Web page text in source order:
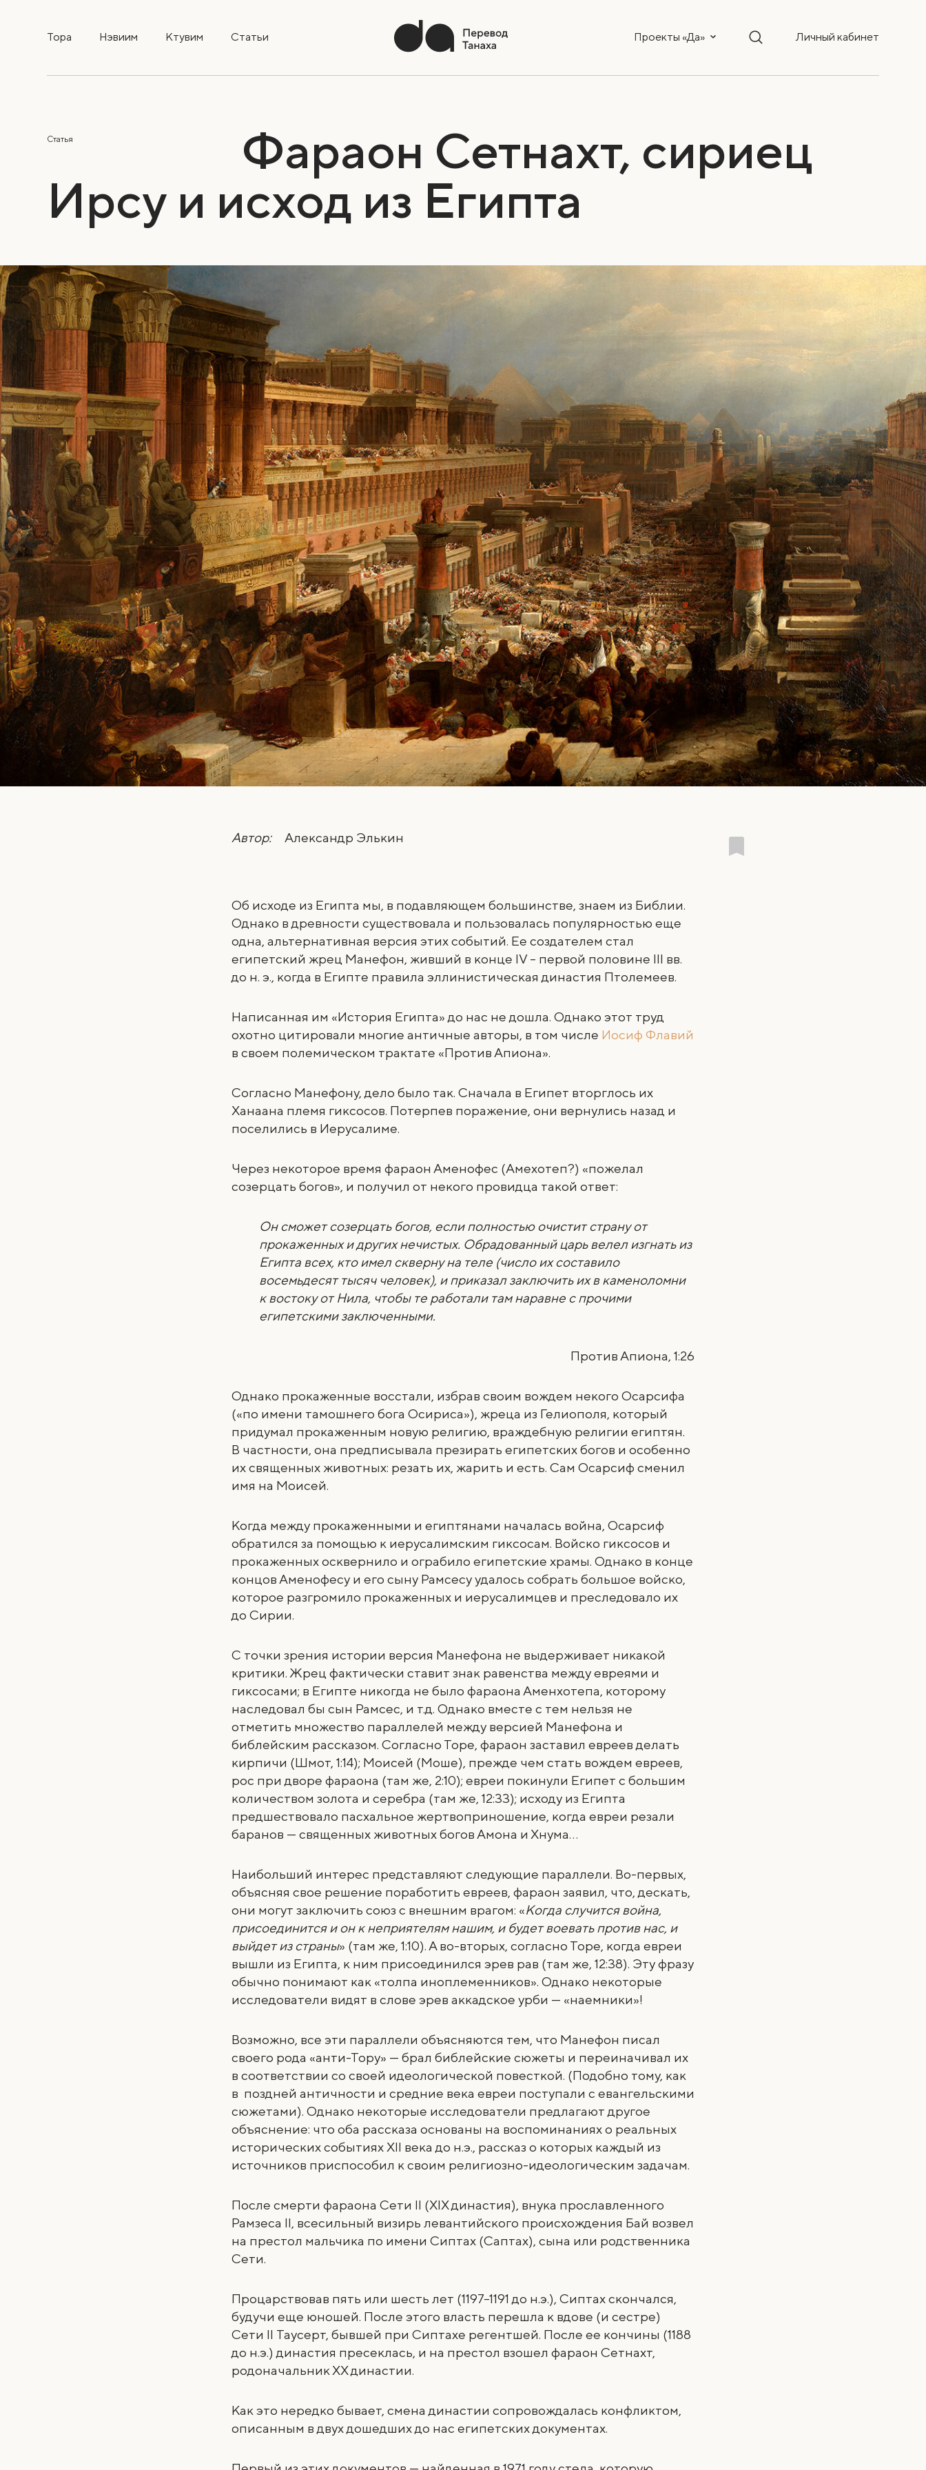
Тора Нэвиим Ктувим Статьи Проекты «Да» Личный кабинет
Статья
Фараон Сетнахт, сириец
Ирсу и исход из Египта
Автор: Александр Элькин
Об исходе из Египта мы, в подавляющем большинстве, знаем из Библии.
Однако в древности существовала и пользовалась популярностью еще
одна, альтернативная версия этих событий. Ее создателем стал
египетский жрец Манефон, живший в конце IV – первой половине III вв.
до н. э., когда в Египте правила эллинистическая династия Птолемеев.
Написанная им «История Египта» до нас не дошла. Однако этот труд
охотно цитировали многие античные авторы, в том числе Иосиф Флавий
в своем полемическом трактате «Против Апиона».
Согласно Манефону, дело было так. Сначала в Египет вторглось их
Ханаана племя гиксосов. Потерпев поражение, они вернулись назад и
поселились в Иерусалиме.
Через некоторое время фараон Аменофес (Амехотеп?) «пожелал
созерцать богов», и получил от некого провидца такой ответ:
Он сможет созерцать богов, если полностью очистит страну от
прокаженных и других нечистых. Обрадованный царь велел изгнать из
Египта всех, кто имел скверну на теле (число их составило
восемьдесят тысяч человек), и приказал заключить их в каменоломни
к востоку от Нила, чтобы те работали там наравне с прочими
египетскими заключенными.
Против Апиона, 1:26
Однако прокаженные восстали, избрав своим вождем некого Осарсифа
(«по имени тамошнего бога Осириса»), жреца из Гелиополя, который
придумал прокаженным новую религию, враждебную религии египтян.
В частности, она предписывала презирать египетских богов и особенно
их священных животных: резать их, жарить и есть. Сам Осарсиф сменил
имя на Моисей.
Когда между прокаженными и египтянами началась война, Осарсиф
обратился за помощью к иерусалимским гиксосам. Войско гиксосов и
прокаженных осквернило и ограбило египетские храмы. Однако в конце
концов Аменофесу и его сыну Рамсесу удалось собрать большое войско,
которое разгромило прокаженных и иерусалимцев и преследовало их
до Сирии.
С точки зрения истории версия Манефона не выдерживает никакой
критики. Жрец фактически ставит знак равенства между евреями и
гиксосами; в Египте никогда не было фараона Аменхотепа, которому
наследовал бы сын Рамсес, и т.д. Однако вместе с тем нельзя не
отметить множество параллелей между версией Манефона и
библейским рассказом. Согласно Торе, фараон заставил евреев делать
кирпичи (Шмот, 1:14); Моисей (Моше), прежде чем стать вождем евреев,
рос при дворе фараона (там же, 2:10); евреи покинули Египет с большим
количеством золота и серебра (там же, 12:33); исходу из Египта
предшествовало пасхальное жертвоприношение, когда евреи резали
баранов — священных животных богов Амона и Хнума…
Наибольший интерес представляют следующие параллели. Во-первых,
объясняя свое решение поработить евреев, фараон заявил, что, дескать,
они могут заключить союз с внешним врагом: «Когда случится война,
присоединится и он к неприятелям нашим, и будет воевать против нас, и
выйдет из страны» (там же, 1:10). А во-вторых, согласно Торе, когда евреи
вышли из Египта, к ним присоединился эрев рав (там же, 12:38). Эту фразу
обычно понимают как «толпа иноплеменников». Однако некоторые
исследователи видят в слове эрев аккадское урби — «наемники»!
Возможно, все эти параллели объясняются тем, что Манефон писал
своего рода «анти-Тору» — брал библейские сюжеты и переиначивал их
в соответствии со своей идеологической повесткой. (Подобно тому, как
в поздней античности и средние века евреи поступали с евангельскими
сюжетами). Однако некоторые исследователи предлагают другое
объяснение: что оба рассказа основаны на воспоминаниях о реальных
исторических событиях XII века до н.э., рассказ о которых каждый из
источников приспособил к своим религиозно-идеологическим задачам.
После смерти фараона Сети II (ХIX династия), внука прославленного
Рамзеса II, всесильный визирь левантийского происхождения Бай возвел
на престол мальчика по имени Сиптах (Саптах), сына или родственника
Сети.
Процарствовав пять или шесть лет (1197–1191 до н.э.), Сиптах скончался,
будучи еще юношей. После этого власть перешла к вдове (и сестре)
Сети II Таусерт, бывшей при Сиптахе регентшей. После ее кончины (1188
до н.э.) династия пресеклась, и на престол взошел фараон Сетнахт,
родоначальник ХХ династии.
Как это нередко бывает, смена династии сопровождалась конфликтом,
описанным в двух дошедших до нас египетских документах.